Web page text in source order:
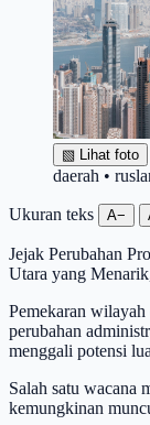
▧ Lihat foto
daerah •
Ukuran teks A−
Jejak Perubahan
Utara yang
Pemekaran
perubahan
menggali potensi
Salah satu wacana
kemungkinan